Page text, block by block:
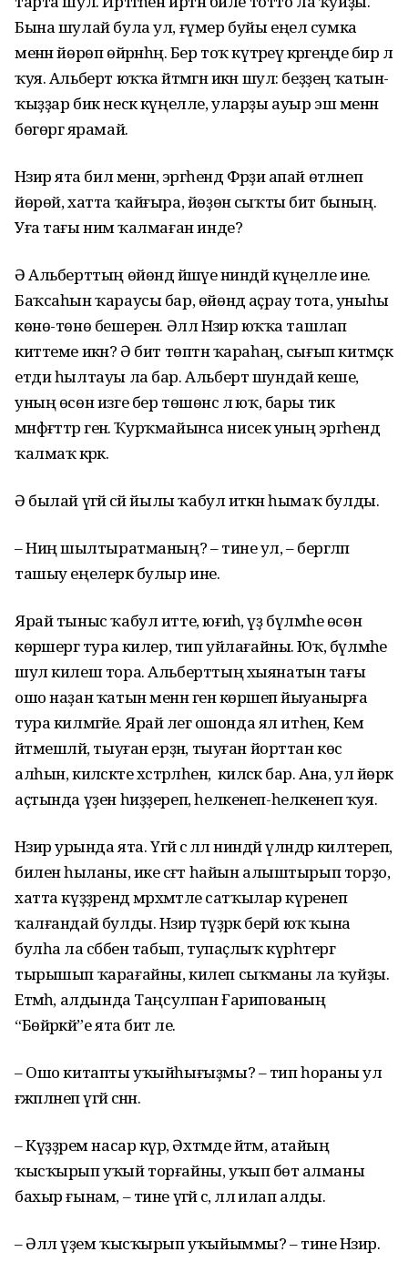
Бына шулай була ул, ғүмер буйы еңел сумка
менән йөрөп өйрәнһәң. Бер тоҡ күтәреү кәрәгеңде бирә лә
ҡуя. Альберт юҡҡа әйтмәгән икән шул: беҙҙең ҡатын-
ҡыҙҙар бик нескә күңелле, уларҙы ауыр эш менән
бөгөргә ярамай.
Нәзирә ята бил менән, эргәһендә Фәрҙиә апай өтәләнеп
йөрөй, хатта ҡайғыра, йөҙөнә сыҡты бит бының.
Уға тағы нимә ҡалмаған инде?
Ә Альберттың өйөндә йәшәүе ниндәй күңелле ине.
Баҡсаһын ҡараусы бар, өйөндә аҫрау тота, уныһы
көнө-төнө бешеренә. Әллә Нәзирә юҡҡа ташлап
киттеме икән? Ә бит төптән ҡараһаң, сығып китмәҫкә
етди һылтауы ла бар. Альберт шундай кеше,
уның өсөн изге бер төшөнсә лә юҡ, бары тик
мәнфәғәттәр генә. Ҡурҡмайынса нисек уның эргәһендә
ҡалмаҡ кәрәк.
Ә былай үгәй әсәй йылы ҡабул иткән һымаҡ булды.
– Ниңә шылтыратманың? – тине ул, – бергәләп
ташыу еңелерәк булыр ине.
Ярай тыныс ҡабул итте, юғиһә, үҙ бүлмәһе өсөн
көрәшергә тура килер, тип уйлағайны. Юҡ, бүлмәһе
шул килеш тора. Альберттың хыянатын тағы
ошо наҙан ҡатын менән генә көрәшеп йыуанырға
тура килмәгәйе. Ярай әлегә ошонда ял итһен, Кем
әйтмешләй, тыуған ерҙән, тыуған йорттан көс
алһын, киләсәкте хәстәрләһен, ә киләсәк бар. Ана, ул йөрәк
аҫтында үҙен һиҙҙереп, һелкенеп-һелкенеп ҡуя.
Нәзирә урында ята. Үгәй әсә әллә ниндәй үләндәр килтереп,
биленә һыланы, ике сәғәт һайын алыштырып торҙо,
хатта күҙҙәрендә мәрхәмәтле сатҡылар күренеп
ҡалғандай булды. Нәзирә тәүҙәрәк берәй юҡ ҡына
булһа ла сәбәбен табып, тупаҫлыҡ күрһәтергә
тырышып ҡарағайны, килеп сыҡманы ла ҡуйҙы.
Етмәһә, алдында Таңсулпан Ғарипованың
“Бөйрәкәй”е ята бит әле.
– Ошо китапты уҡыйһығыҙмы? – тип һораны ул
ғәжәпләнеп үгәй әсәнән.
– Күҙҙәрем насар күрә, Әхтәмде әйтәм, атайың
ҡысҡырып уҡый торғайны, уҡып бөтә алманы
бахыр ғынам, – тине үгәй әсә, әллә илап алды.
– Әллә үҙем ҡысҡырып уҡыйыммы? – тине Нәзирә.